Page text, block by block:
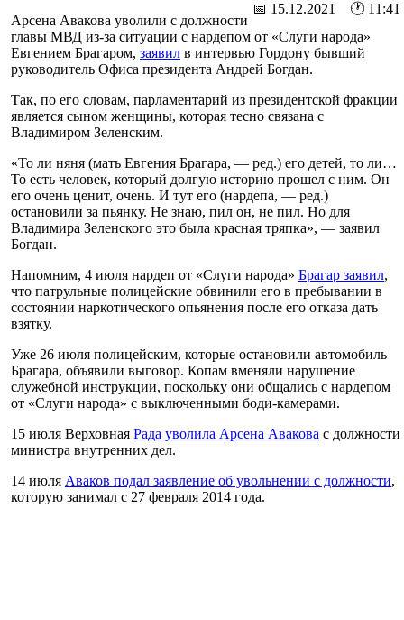
📅 15.12.2021 🕐 11:41
Арсена Авакова уволили с должности
главы МВД из-за ситуации с нардепом от «Слуги народа»
Евгением Брагаром, заявил в интервью Гордону бывший
руководитель Офиса президента Андрей Богдан.
Так, по его словам, парламентарий из президентской фракции
является сыном женщины, которая тесно связана с
Владимиром Зеленским.
«То ли няня (мать Евгения Брагара, — ред.) его детей, то ли…
То есть человек, который долгую историю прошел с ним. Он
его очень ценит, очень. И тут его (нардепа, — ред.)
остановили за пьянку. Не знаю, пил он, не пил. Но для
Владимира Зеленского это была красная тряпка», — заявил
Богдан.
Напомним, 4 июля нардеп от «Слуги народа» Брагар заявил,
что патрульные полицейские обвинили его в пребывании в
состоянии наркотического опьянения после его отказа дать
взятку.
Уже 26 июля полицейским, которые остановили автомобиль
Брагара, объявили выговор. Копам вменяли нарушение
служебной инструкции, поскольку они общались с нардепом
от «Слуги народа» с выключенными боди-камерами.
15 июля Верховная Рада уволила Арсена Авакова с должности
министра внутренних дел.
14 июля Аваков подал заявление об увольнении с должности,
которую занимал с 27 февраля 2014 года.